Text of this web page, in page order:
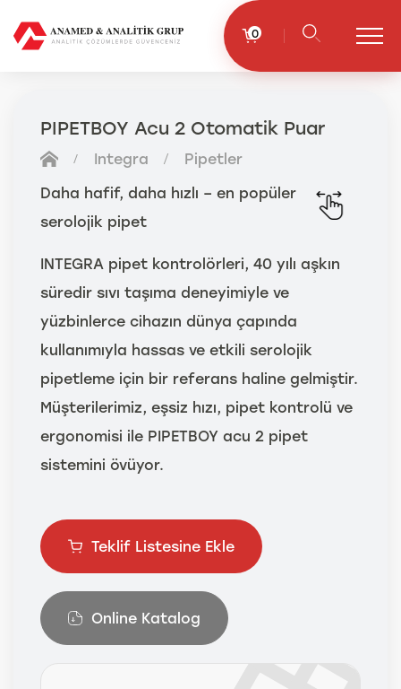
0
PIPETBOY Acu 2 Otomatik Puar
Integra
Pipetler
Daha hafif, daha hızlı – en popüler
serolojik pipet
INTEGRA pipet kontrolörleri, 40 yılı aşkın
süredir sıvı taşıma deneyimiyle ve
yüzbinlerce cihazın dünya çapında
kullanımıyla hassas ve etkili serolojik
pipetleme için bir referans haline gelmiştir.
Müşterilerimiz, eşsiz hızı, pipet kontrolü ve
ergonomisi ile PIPETBOY acu 2 pipet
sistemini övüyor.
Teklif Listesine Ekle
Online Katalog